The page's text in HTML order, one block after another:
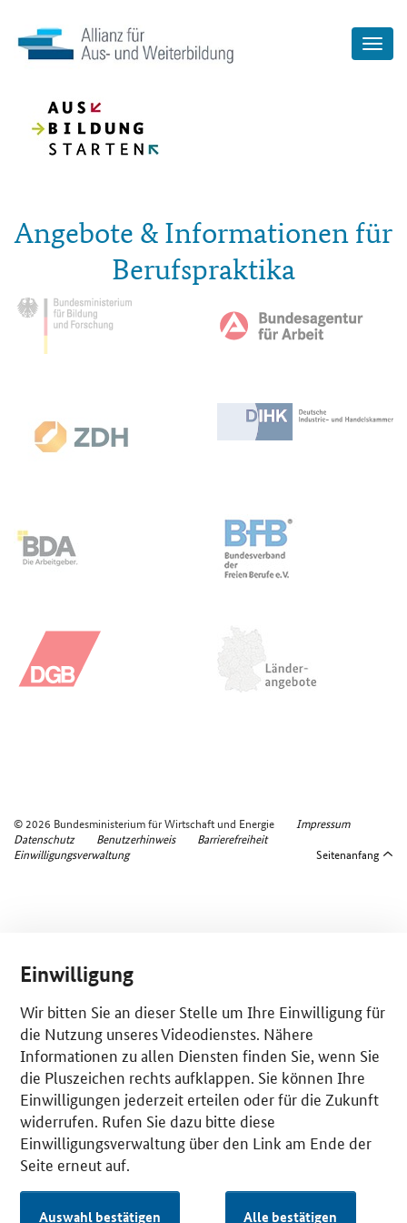
Angebote & Informationen für
Berufspraktika
© 2026 Bundesministerium für Wirtschaft und Energie
Impressum
Datenschutz
Benutzerhinweis
Barrierefreiheit
Einwilligungsverwaltung
Seitenanfang
Einwilligung
Wir bitten Sie an dieser Stelle um Ihre Einwilligung für
die Nutzung unseres Videodienstes. Nähere
Informationen zu allen Diensten finden Sie, wenn Sie
die Pluszeichen rechts aufklappen. Sie können Ihre
Einwilligungen jederzeit erteilen oder für die Zukunft
widerrufen. Rufen Sie dazu bitte diese
Einwilligungsverwaltung über den Link am Ende der
Seite erneut auf.
Auswahl bestätigen Alle bestätigen